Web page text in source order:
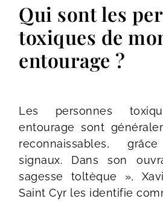
Qui sont les
toxiques de
entourage ?
Les personnes
entourage sont
reconnaissables,
signaux. Dans son
sagesse toltèque »,
Saint Cyr les identifie